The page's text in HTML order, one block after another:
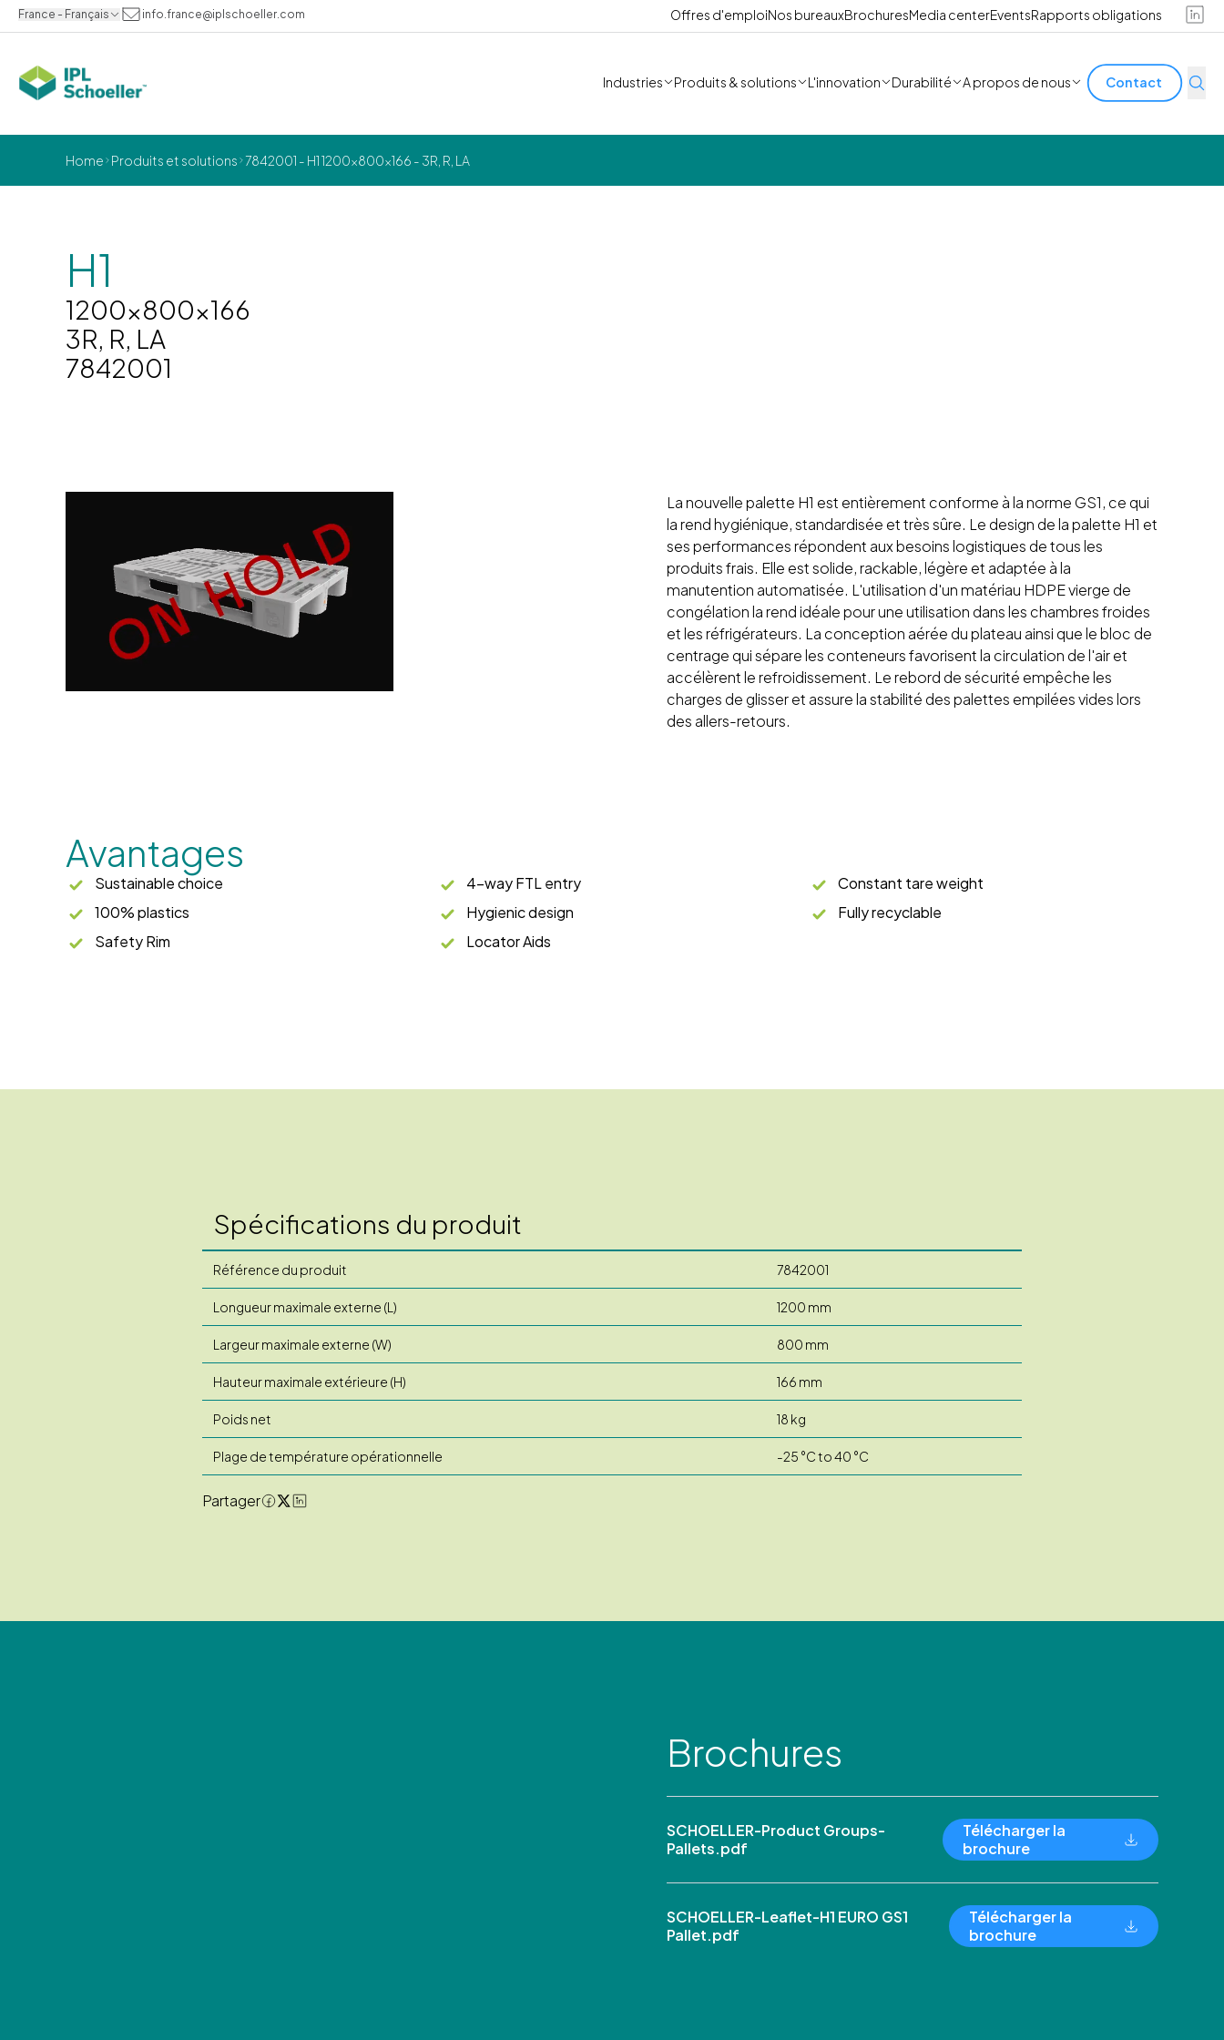
France - Français info.france@iplschoeller.com Offres d'emploiNos bureauxBrochuresMedia centerEventsRapports obligations
Industries Produits & solutions L'innovation Durabilité A propos de nous Contact
Home Produits et solutions 7842001 - H1 1200x800x166 - 3R, R, LA
H1
1200x800x166
3R, R, LA
7842001
La nouvelle palette H1 est entièrement conforme à la norme GS1, ce qui
la rend hygiénique, standardisée et très sûre. Le design de la palette H1 et
ses performances répondent aux besoins logistiques de tous les
produits frais. Elle est solide, rackable, légère et adaptée à la
manutention automatisée. L'utilisation d'un matériau HDPE vierge de
congélation la rend idéale pour une utilisation dans les chambres froides
et les réfrigérateurs. La conception aérée du plateau ainsi que le bloc de
centrage qui sépare les conteneurs favorisent la circulation de l'air et
accélèrent le refroidissement. Le rebord de sécurité empêche les
charges de glisser et assure la stabilité des palettes empilées vides lors
des allers-retours.
Avantages
Sustainable choice 4-way FTL entry
Constant tare weight
100% plastics
Hygienic design
Fully recyclable
Safety Rim
Locator Aids
Spécifications du produit
Référence du produit 7842001
Longueur maximale externe (L) 1200 mm
Largeur maximale externe (W) 800 mm
Hauteur maximale extérieure (H) 166 mm
Poids net 18 kg
Plage de température opérationnelle -25 °C to 40 °C
Partager
Brochures
SCHOELLER-Product Groups-
Pallets.pdf
Télécharger la
brochure
SCHOELLER-Leaflet-H1 EURO GS1
Pallet.pdf
Télécharger la
brochure